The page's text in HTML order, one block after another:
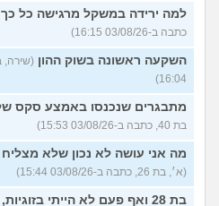
למה ירידה במשקל מרגישה כל כך
כתבה ב-03/08/26 16:15)
השקעה ראשונה בשוק ההון
16:04)
מתבגרים שנכנסו באמצע סקס
בת 40, כתבה ב-03/08/26 15:53)
מה אני עושה לא נכון שלא
(א׳, בת 26, כתבה ב-03/08/26 15:44)
בת 28 ואף פעם לא הייתי